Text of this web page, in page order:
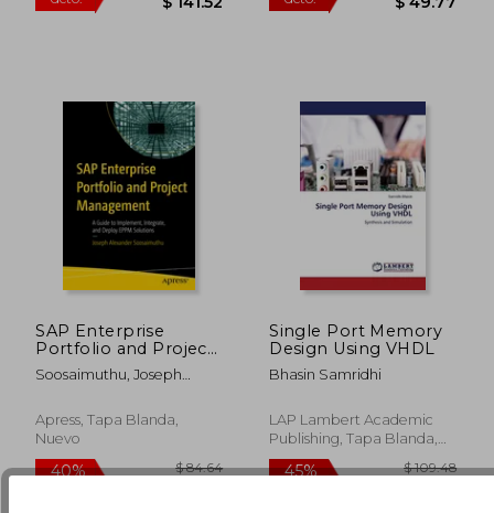
45%
dcto.
45%
dcto. $
SAP Enterprise
Portfolio and Project
Management: A
Guide to Implement,
Eppm Solutions (en
Inglés)
Soosaimuthu, Joseph
Apress, Tapa Blanda,
Nuevo
Single Port Memory
Design Using VHDL
Bhasin Samridhi
LAP Lambert Academic
Publishing, Tapa Blanda,
Nuevo